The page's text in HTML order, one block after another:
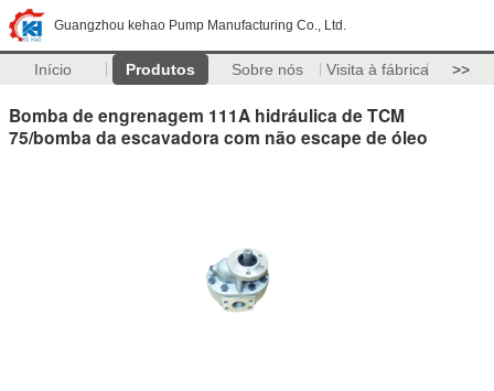
Guangzhou kehao Pump Manufacturing Co., Ltd.
Início Produtos Sobre nós Visita à fábrica >>
Bomba de engrenagem 111A hidráulica de TCM
75/bomba da escavadora com não escape de óleo